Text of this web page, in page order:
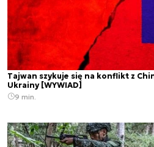
Tajwan szykuje się na konflikt z
Ukrainy [WYWIAD]
9 min.